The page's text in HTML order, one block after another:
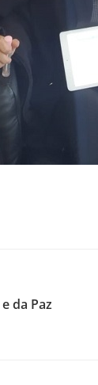
da Paz